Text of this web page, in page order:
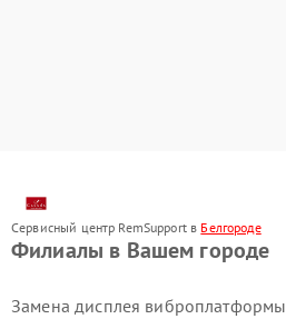
Сервисный центр RemSupport в Белгороде
Филиалы в Вашем городе
Замена дисплея виброплатформы